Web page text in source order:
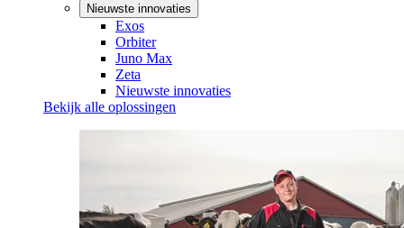
Nieuwste innovaties
Exos
Orbiter
Juno Max
Zeta
Nieuwste innovaties
Bekijk alle oplossingen